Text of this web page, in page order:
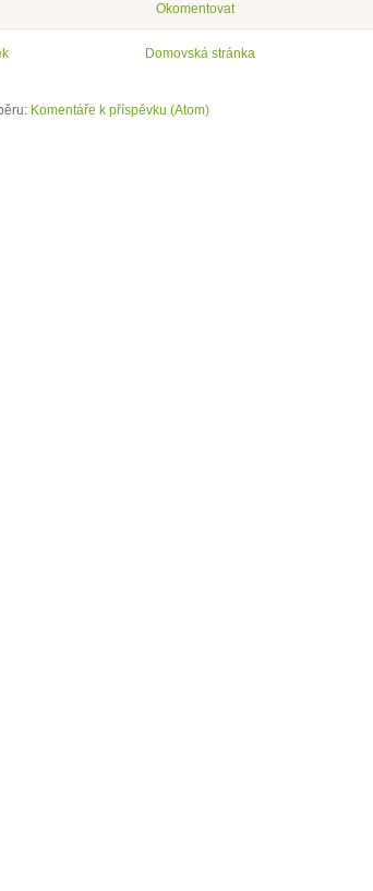
Okomentovat
Domovská stránka
Komentáře k příspěvku (Atom)